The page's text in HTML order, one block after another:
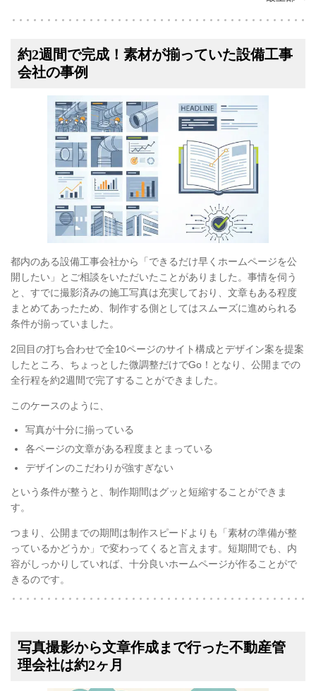
約2週間で完成！素材が揃っていた設備工事
会社の事例
都内のある設備工事会社から「できるだけ早くホームページを公
開したい」とご相談をいただいたことがありました。事情を伺う
と、すでに撮影済みの施工写真は充実しており、文章もある程度
まとめてあったため、制作する側としてはスムーズに進められる
条件が揃っていました。
2回目の打ち合わせで全10ページのサイト構成とデザイン案を提案
したところ、ちょっとした微調整だけでGo！となり、公開までの
全行程を約2週間で完了することができました。
このケースのように、
写真が十分に揃っている
各ページの文章がある程度まとまっている
デザインのこだわりが強すぎない
という条件が整うと、制作期間はグッと短縮することができま
す。
つまり、公開までの期間は制作スピードよりも「素材の準備が整
っているかどうか」で変わってくると言えます。短期間でも、内
容がしっかりしていれば、十分良いホームページが作ることがで
きるのです。
写真撮影から文章作成まで行った不動産管
理会社は約2ヶ月